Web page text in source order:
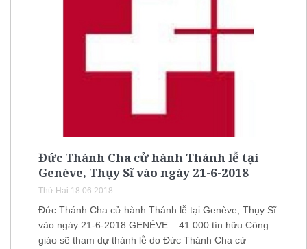
Đức Thánh Cha cử hành Thánh lễ tại
Genève, Thụy Sĩ vào ngày 21-6-2018
Thứ Hai 18.06.2018
Đức Thánh Cha cử hành Thánh lễ tại Genève, Thụy Sĩ
vào ngày 21-6-2018 GENÈVE – 41.000 tín hữu Công
giáo sẽ tham dự thánh lễ do Đức Thánh Cha cử